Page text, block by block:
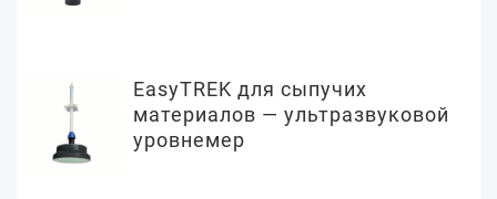
EasyTREK для сыпучих
материалов — ультразвуковой
уровнемер